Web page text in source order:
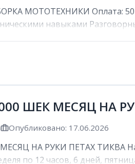
МОТОТЕХНИКИ Оплата: 50
навыками
ШЕК МЕСЯЦ НА
Опубликовано: 17.06.2026
НА РУКИ ПЕТАХ ТИКВА На
по 12 часов, 6 дней,